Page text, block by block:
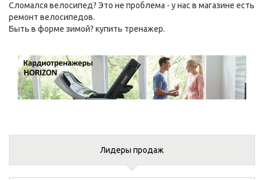
Сломался велосипед? Это не проблема - у нас в магазине есть
ремонт велосипедов.
Быть в форме зимой? купить тренажер.
Лидеры продаж